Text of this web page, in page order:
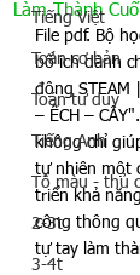
Tiếng Việt
Toán cơ bản
Toán tư duy
Tiếng Anh
Tô màu - thủ
2-3t
3-4t
Làm Thành
File pdf. Bộ
bổ ích dành
động STEAM
– ẾCH –
không chỉ
tự nhiên một
triển khả
công thông
tự tay làm